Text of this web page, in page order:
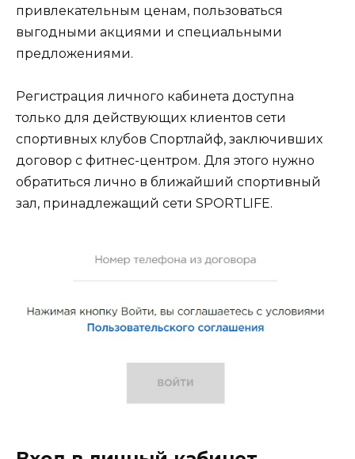
привлекательным ценам, пользоваться
выгодными акциями и специальными
предложениями.
Регистрация личного кабинета доступна
только для действующих клиентов сети
спортивных клубов Спортлайф, заключивших
договор с фитнес-центром. Для этого нужно
обратиться лично в ближайший спортивный
зал, принадлежащий сети SPORTLIFE.